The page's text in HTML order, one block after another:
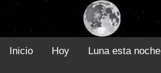
Inicio Hoy Luna esta noche